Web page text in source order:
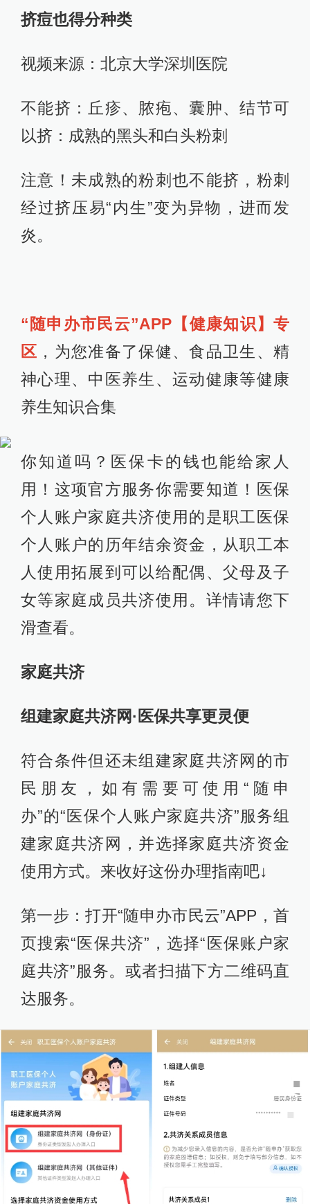
挤痘也得分种类
视频来源：北京大学深圳医院
不能挤：丘疹、脓疱、囊肿、结节可
以挤：成熟的黑头和白头粉刺
注意！未成熟的粉刺也不能挤，粉刺
经过挤压易“内生”变为异物，进而发
炎。
“随申办市民云”APP【健康知识】专
区 ，为您准备了保健、食品卫生、精
神心理、中医养生、运动健康等健康
养生知识合集
你知道吗？医保卡的钱也能给家人
用！这项官方服务你需要知道！医保
个人账户家庭共济使用的是职工医保
个人账户的历年结余资金，从职工本
人使用拓展到可以给配偶、父母及子
女等家庭成员共济使用。详情请您下
滑查看。
家庭共济
组建家庭共济网·医保共享更灵便
符合条件但还未组建家庭共济网的市
民朋友，如有需要可使用“随申
办”的“医保个人账户家庭共济”服务组
建家庭共济网，并选择家庭共济资金
使用方式。来收好这份办理指南吧↓
第一步：打开“随申办市民云”APP，首
页搜索“医保共济”，选择“医保账户家
庭共济”服务。或者扫描下方二维码直
达服务。